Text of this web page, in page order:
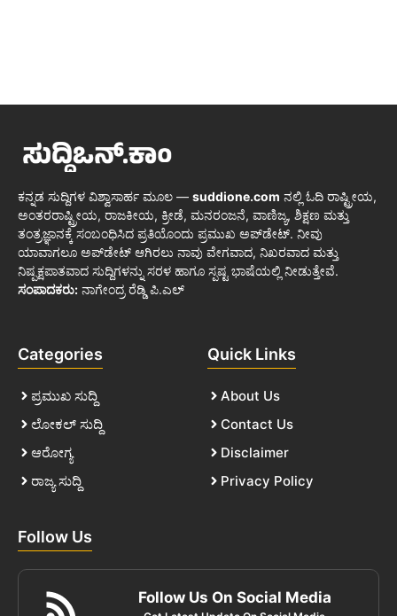
ಕನ್ನಡ ಸುದ್ದಿಗಳ ವಿಶ್ವಾಸಾರ್ಹ ಮೂಲ — suddione.com ನಲ್ಲಿ ಓದಿ ರಾಷ್ಟ್ರೀಯ,
ಅಂತರರಾಷ್ಟ್ರೀಯ, ರಾಜಕೀಯ, ಕ್ರೀಡೆ, ಮನರಂಜನೆ, ವಾಣಿಜ್ಯ, ಶಿಕ್ಷಣ ಮತ್ತು
ತಂತ್ರಜ್ಞಾನಕ್ಕೆ ಸಂಬಂಧಿಸಿದ ಪ್ರತಿಯೊಂದು ಪ್ರಮುಖ ಅಪ್‌ಡೇಟ್. ನೀವು
ಯಾವಾಗಲೂ ಅಪ್‌ಡೇಟ್ ಆಗಿರಲು ನಾವು ವೇಗವಾದ, ನಿಖರವಾದ ಮತ್ತು
ನಿಷ್ಪಕ್ಷಪಾತವಾದ ಸುದ್ದಿಗಳನ್ನು ಸರಳ ಹಾಗೂ ಸ್ಪಷ್ಟ ಭಾಷೆಯಲ್ಲಿ ನೀಡುತ್ತೇವೆ.
ಸಂಪಾದಕರು: ನಾಗೇಂದ್ರ ರೆಡ್ಡಿ ಪಿ.ಎಲ್
Categories
ಪ್ರಮುಖ ಸುದ್ದಿ
ಲೋಕಲ್ ಸುದ್ದಿ
ಆರೋಗ್ಯ
ರಾಜ್ಯ ಸುದ್ದಿ
Quick Links
About Us
Contact Us
Disclaimer
Privacy Policy
Follow Us
Follow Us On Social Media